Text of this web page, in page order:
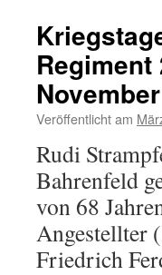
Veröffentlicht am
Rudi
Bahrenfeld
von 68
Angestellter
Friedrich